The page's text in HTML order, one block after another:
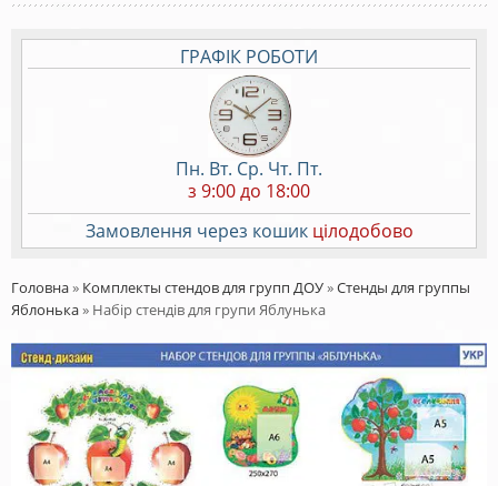
ГРАФІК РОБОТИ
Пн. Вт. Ср. Чт. Пт.
з 9:00 до 18:00
Замовлення через кошик цілодобово
Головна» Комплекты стендов для групп ДОУ»Стенды для группы
Яблонька» Набір стендів для групи Яблунька